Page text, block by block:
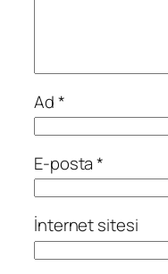
Ad*
E-posta*
İnternet sitesi